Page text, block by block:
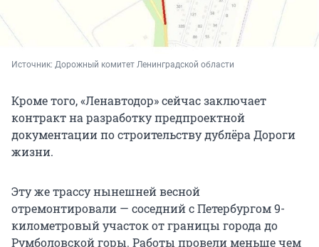
Источник: Дорожный комитет Ленинградской области
Кроме того, «Ленавтодор» сейчас заключает
контракт на разработку предпроектной
документации по строительству дублёра Дороги
жизни.
Эту же трассу нынешней весной
отремонтировали — соседний с Петербургом 9-
километровый участок от границы города до
Румболовской горы. Работы провели меньше чем